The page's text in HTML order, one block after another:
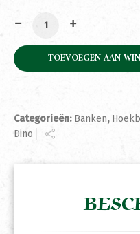
Bank Dino met
TOEVOEGEN AAN
Categorieën: Banken,
Dino